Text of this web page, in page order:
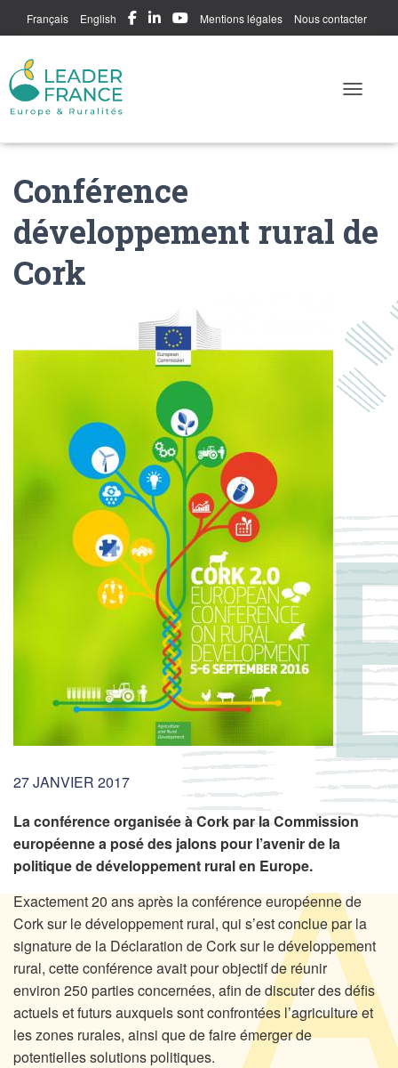
Français English Mentions légales Nous contacter
Conférence
développement rural de
Cork
27 JANVIER 2017
La conférence organisée à Cork par la Commission
européenne a posé des jalons pour l’avenir de la
politique de développement rural en Europe.
Exactement 20 ans après la conférence européenne de
Cork sur le développement rural, qui s’est conclue par la
signature de la Déclaration de Cork sur le développement
rural, cette conférence avait pour objectif de réunir
environ 250 parties concernées, afin de discuter des défis
actuels et futurs auxquels sont confrontées l’agriculture et
les zones rurales, ainsi que de faire émerger de
potentielles solutions politiques.